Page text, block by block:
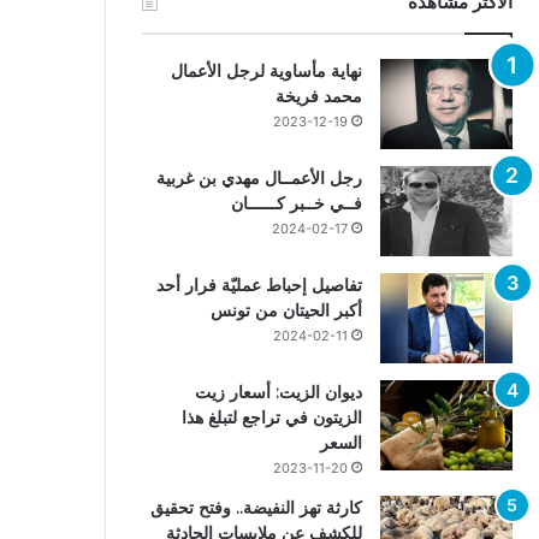
نهاية مأساوية لرجل الأعمال
محمد فريخة
2023-12-19
رجل الأعمــال مهدي بن غربية
فــي خــبر كــــــان
2024-02-17
تفاصيل إحباط عمليّة فرار أحد
أكبر الحيتان من تونس
2024-02-11
ديوان الزيت: أسعار زيت
الزيتون في تراجع لتبلغ هذا
السعر
2023-11-20
كارثة تهز النفيضة.. وفتح تحقيق
للكشف عن ملابسات الحادثة